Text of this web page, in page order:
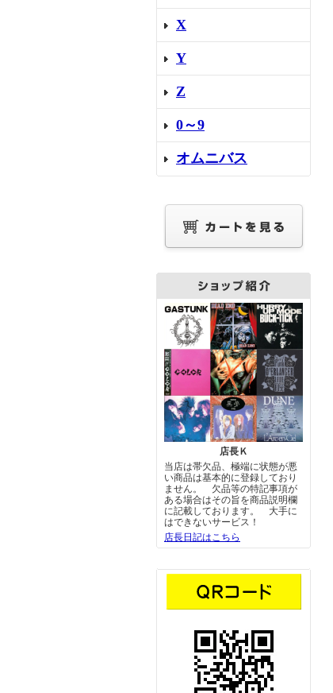
X
Y
Z
0～9
オムニバス
店長Ｋ
当店は帯欠品、極端に状態が悪
い商品は基本的に登録しており
ません。 欠品等の特記事項が
ある場合はその旨を商品説明欄
に記載しております。 大手に
はできないサービス！
店長日記はこちら